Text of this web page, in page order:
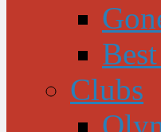
Clubs